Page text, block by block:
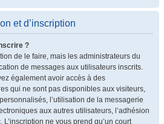
et d’inscription
?
de le faire, mais les administrateurs du
de messages aux utilisateurs inscrits.
également avoir accès à des
qui ne sont pas disponibles aux visiteurs,
l’utilisation de la messagerie
aux autres utilisateurs, l’adhésion
L’inscription ne vous prend qu’un court